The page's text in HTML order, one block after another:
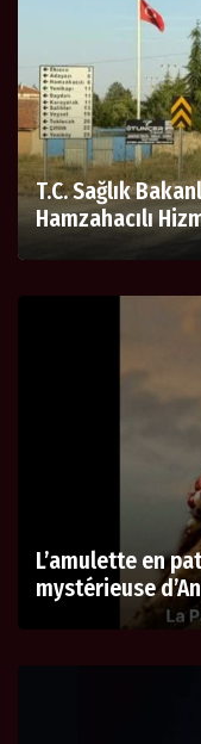
T.C. Sağlık
Hamzahacılı
L’amulette en
mystérieuse